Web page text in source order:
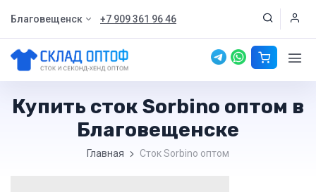
Благовещенск +7 909 361 96 46
Купить сток Sorbino оптом в
Благовещенске
Главная Сток Sorbino оптом